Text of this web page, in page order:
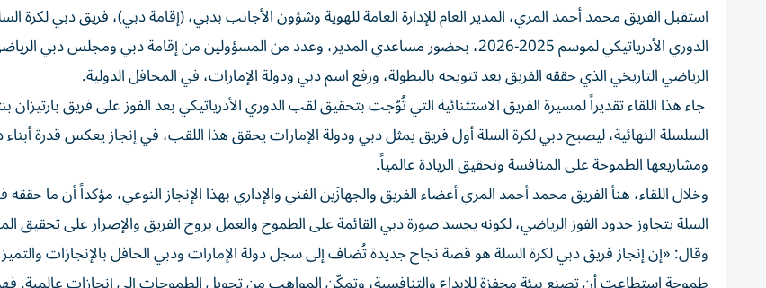
استقبل الفريق محمد أحمد المري، المدير العام للإدارة العامة للهوية وشؤون الأجانب بدبي، (إقامة دبي)، فريق دبي لكرة
الدوري الأدرياتيكي لموسم 2025-2026، بحضور مساعدي المدير، وعدد من المسؤولين من إقامة دبي ومجلس دبي
الرياضي التاريخي الذي حققه الفريق بعد تتويجه بالبطولة، ورفع اسم دبي ودولة الإمارات، في المحافل الدولية.
السلسلة النهائية، ليصبح دبي لكرة السلة أول فريق يمثل دبي ودولة الإمارات يحقق هذا اللقب، في إنجاز يعكس قدرة
ومشاريعها الطموحة على المنافسة وتحقيق الريادة عالمياً.
وخلال اللقاء، هنأ الفريق محمد أحمد المري أعضاء الفريق والجهازَين الفني والإداري بهذا الإنجاز النوعي، مؤكداً أن ما
السلة يتجاوز حدود الفوز الرياضي، لكونه يجسد صورة دبي القائمة على الطموح والعمل بروح الفريق والإصرار على تحقيق
وقال: «إن إنجاز فريق دبي لكرة السلة هو قصة نجاح جديدة تُضاف إلى سجل دولة الإمارات ودبي الحافل بالإنجازات